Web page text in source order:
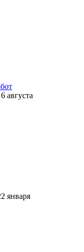
6 августа
января